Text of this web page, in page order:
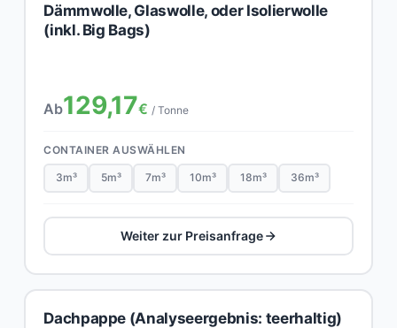
Dämmwolle, Glaswolle, oder Isolierwolle
(inkl. Big Bags)
Ab129,17€ / Tonne
CONTAINER AUSWÄHLEN
3m³ 5m³ 7m³ 10m³ 18m³ 36m³
Weiter zur Preisanfrage
Dachpappe (Analyseergebnis: teerhaltig)